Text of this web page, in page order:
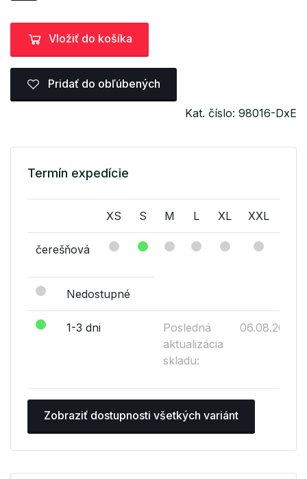
Vložiť do košíka
Pridať do obľúbených
Kat. číslo: 98016-DxE
Termín expedície
XS S M L XL XXL
čerešňová
Nedostupné
1-3 dni
Posledná
aktualizácia
skladu:
06.08.2026
Zobraziť dostupnosti všetkých variánt